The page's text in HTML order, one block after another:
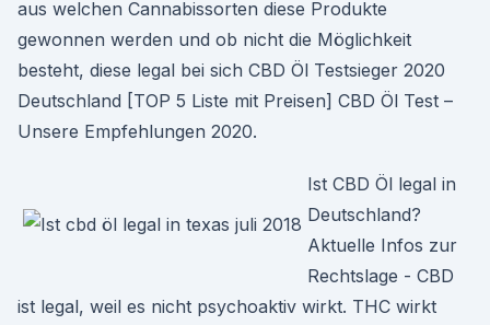
aus welchen Cannabissorten diese Produkte
gewonnen werden und ob nicht die Möglichkeit
besteht, diese legal bei sich CBD Öl Testsieger 2020
Deutschland [TOP 5 Liste mit Preisen] CBD Öl Test –
Unsere Empfehlungen 2020.
Ist CBD Öl legal in
Deutschland?
Aktuelle Infos zur
Rechtslage - CBD
ist legal, weil es nicht psychoaktiv wirkt. THC wirkt